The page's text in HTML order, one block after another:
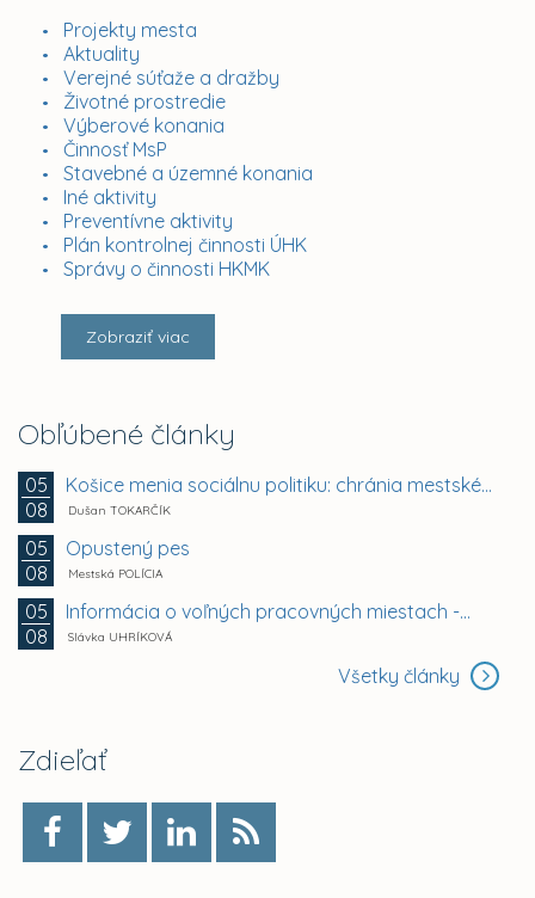
Projekty mesta
Aktuality
Verejné súťaže a dražby
Životné prostredie
Výberové konania
Činnosť MsP
Stavebné a územné konania
Iné aktivity
Preventívne aktivity
Plán kontrolnej činnosti ÚHK
Správy o činnosti HKMK
Zobraziť viac
Obľúbené články
05
08
Košice menia sociálnu politiku: chránia mestské byty...
Dušan TOKARČÍK
05
08
Opustený pes
Mestská POLÍCIA
05
08
Informácia o voľných pracovných miestach -...
Slávka UHRÍKOVÁ
Všetky články
Zdieľať